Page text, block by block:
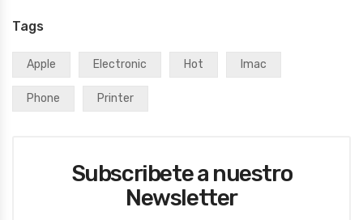
Tags
Apple Electronic Hot Imac
Phone Printer
Subscribete a nuestro
Newsletter